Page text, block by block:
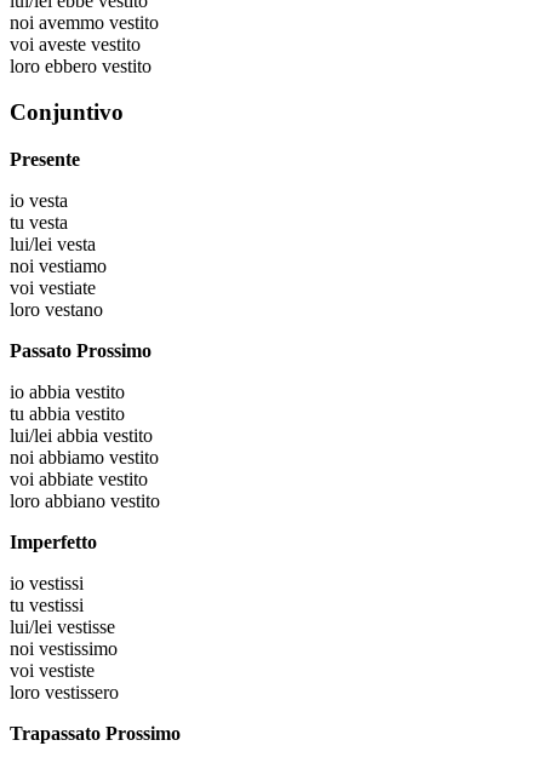
noi avemmo vestito
voi aveste vestito
loro ebbero vestito
Conjuntivo
Presente
io vesta
tu vesta
lui/lei vesta
noi vestiamo
voi vestiate
loro vestano
Passato Prossimo
io abbia vestito
tu abbia vestito
lui/lei abbia vestito
noi abbiamo vestito
voi abbiate vestito
loro abbiano vestito
Imperfetto
io vestissi
tu vestissi
lui/lei vestisse
noi vestissimo
voi vestiste
loro vestissero
Trapassato Prossimo